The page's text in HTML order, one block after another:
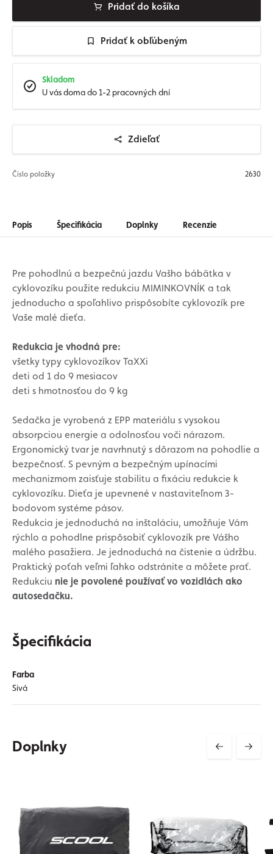
Pridať do košíka
Pridať k obľúbeným
Skladom
U vás doma do 1-2 pracovných dní
Zdieľať
Číslo položky 2630
Popis Špecifikácia Doplnky Recenzie
Pre pohodlnú a bezpečnú jazdu Vašho bábätka v
cyklovozíku použite redukciu MIMINKOVNÍK a tak
jednoducho a spoľahlivo prispôsobíte cyklovozík pre
Vaše malé dieťa.
Redukcia je vhodná pre:
všetky typy cyklovozíkov TaXXi
deti od 1 do 9 mesiacov
deti s hmotnosťou do 9 kg
Sedačka je vyrobená z EPP materiálu s vysokou
absorpciou energie a odolnosťou voči nárazom.
Ergonomický tvar je navrhnutý s dôrazom na pohodlie a
bezpečnosť. S pevným a bezpečným upínacími
mechanizmom zaisťuje stabilitu a fixáciu redukcie k
cyklovozíku. Dieťa je upevnené v nastaviteľnom 3-
bodovom systéme pásov.
Redukcia je jednoduchá na inštaláciu, umožňuje Vám
rýchlo a pohodlne prispôsobiť cyklovozík pre Vášho
malého pasažiera. Je jednoduchá na čistenie a údržbu.
Praktický poťah veľmi ľahko odstránite a môžete prať.
Redukciu nie je povolené používať vo vozidlách ako
autosedačku.
Špecifikácia
Farba
Sivá
Doplnky